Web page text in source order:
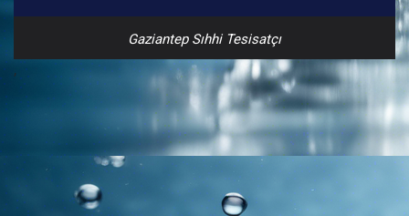
Gaziantep Sıhhi Tesisatçı
,